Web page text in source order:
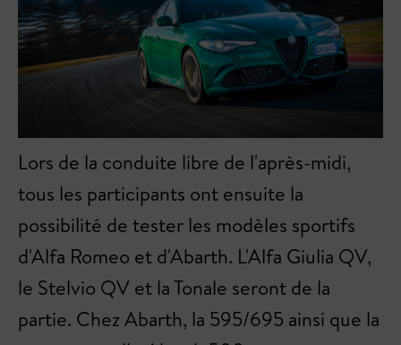
Lors de la conduite libre de l'après-midi,
tous les participants ont ensuite la
possibilité de tester les modèles sportifs
d'Alfa Romeo et d'Abarth. L'Alfa Giulia QV,
le Stelvio QV et la Tonale seront de la
partie. Chez Abarth, la 595/695 ainsi que la